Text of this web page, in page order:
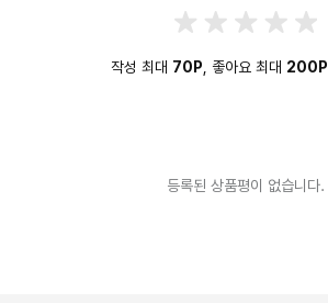
작성 최대 70P , 좋아요 최대 200P
등록된 상품평이 없습니다.